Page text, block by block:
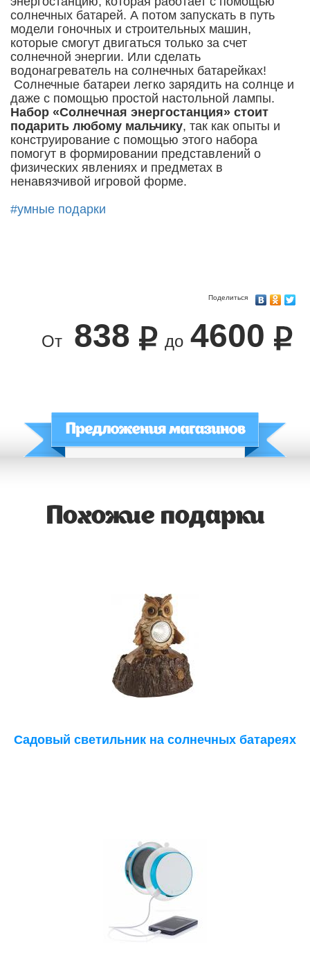
солнечных батарей. А потом запускать в путь
модели гоночных и строительных машин,
которые смогут двигаться только за счет
солнечной энергии. Или сделать
водонагреватель на солнечных батарейках!
Солнечные батареи легко зарядить на солнце и
даже с помощью простой настольной лампы.
Набор «Солнечная энергостанция» стоит
подарить любому мальчику, так как опыты и
конструирование с помощью этого набора
помогут в формировании представлений о
физических явлениях и предметах в
ненавязчивой игровой форме.
#умные подарки
Поделиться
От 838 до 4600
Похожие подарки
Садовый светильник на солнечных батареях